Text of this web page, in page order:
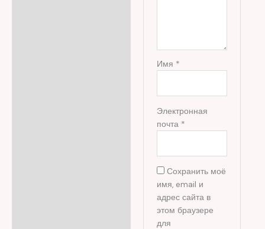
Имя *
Электронная
почта *
Сохранить моё
имя, email и
адрес сайта в
этом браузере
для